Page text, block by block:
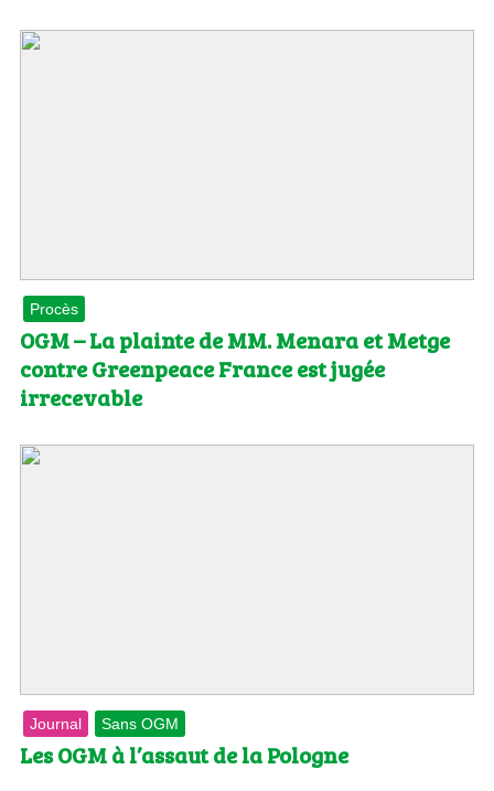
Procès
OGM – La plainte de MM. Menara et Metge
contre Greenpeace France est jugée
irrecevable
Journal Sans OGM
Les OGM à l’assaut de la Pologne